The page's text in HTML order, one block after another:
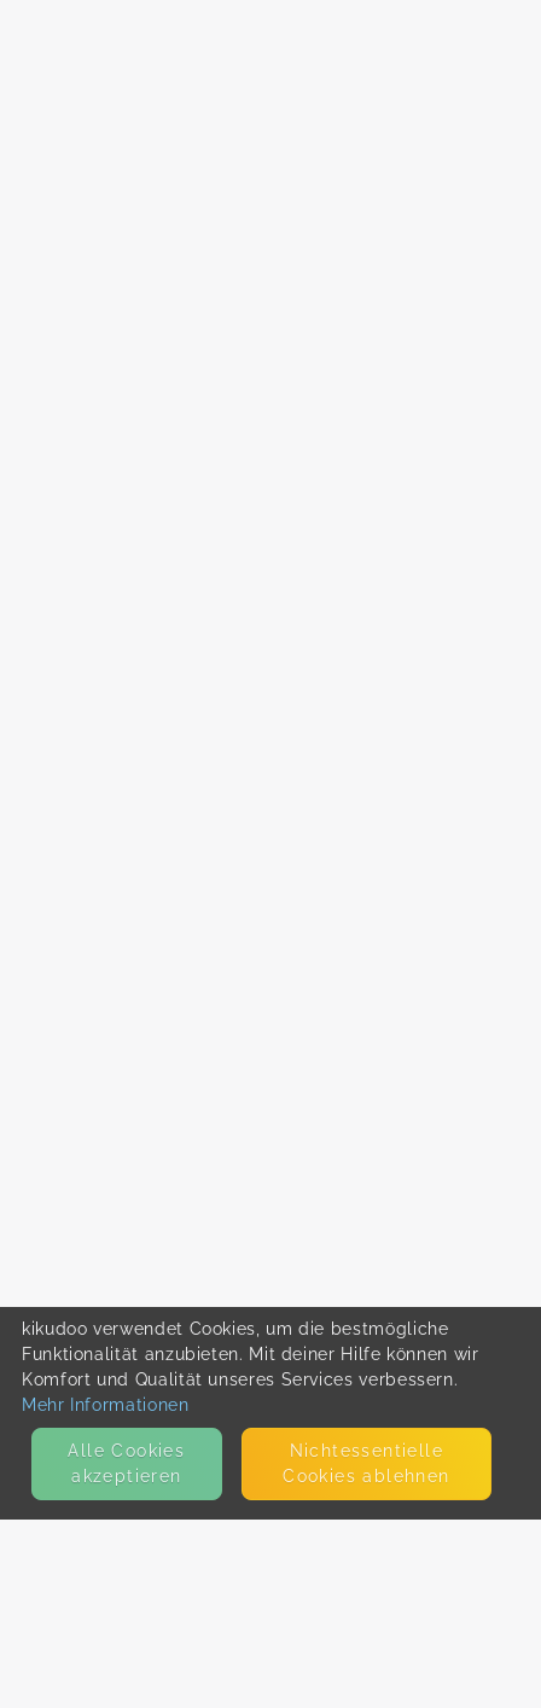
kikudoo verwendet Cookies, um die bestmögliche
Funktionalität anzubieten. Mit deiner Hilfe können wir
Komfort und Qualität unseres Services verbessern.
Mehr Informationen
Alle Cookies
akzeptieren
Nicht­essentielle
Cookies ablehnen